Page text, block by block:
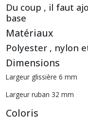
Du coup , il faut
base
Matériaux
Polyester , nylon
Dimensions
Largeur glissière 6 mm
Largeur ruban 32 mm
Coloris